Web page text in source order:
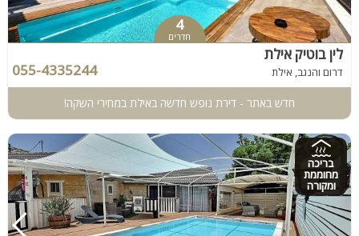
4
חדרים
לין בוטיק אילת
דרום והנגב, אילת 055-4335244
חדש באתר - דירת נופש חדשה באילת במחירי השקה!
בריכה
מחוממת
ומקורה